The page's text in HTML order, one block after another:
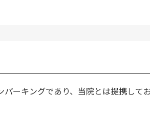
ーキングであり、当院とは提携して